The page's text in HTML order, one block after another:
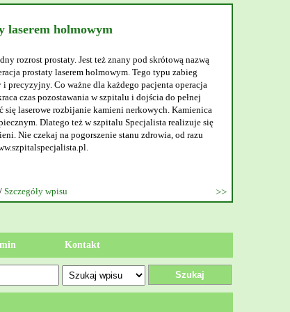
laserem holmowym
rozrost prostaty. Jest też znany pod skrótową nazwą
prostaty laserem holmowym. Tego typu zabieg
Co ważne dla każdego pacjenta operacja
czas pozostawania w szpitalu i dojścia do pełnej
laserowe rozbijanie kamieni nerkowych. Kamienica
Dlatego też w szpitalu Specjalista realizuje się
Nie czekaj na pogorszenie stanu zdrowia, od razu
Szczegóły wpisu
Kontakt
Szukaj